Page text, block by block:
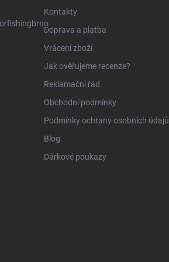
Kontakty
Doprava a platba
Vrácení zboží
Jak ověřujeme recenze?
Reklamační řád
Obchodní podmínky
Podmínky ochrany osobních údajů
Blog
Dárkové poukazy